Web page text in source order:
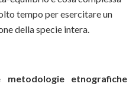
tempo per esercitare un
della specie intera.
metodologie etnografiche